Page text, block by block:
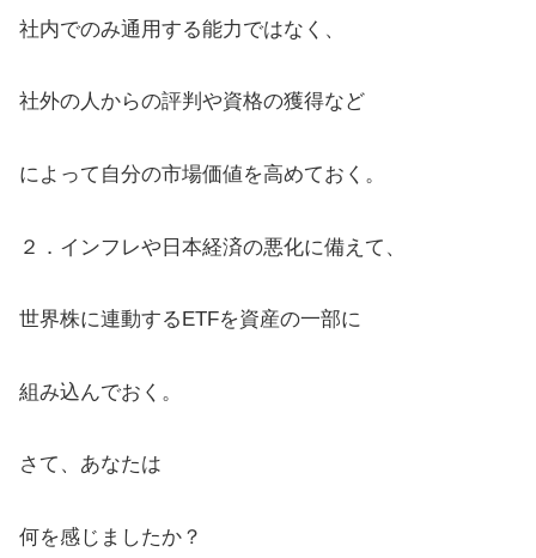
社内でのみ通用する能力ではなく、
社外の人からの評判や資格の獲得など
によって自分の市場価値を高めておく。
２．インフレや日本経済の悪化に備えて、
世界株に連動するETFを資産の一部に
組み込んでおく。
さて、あなたは
何を感じましたか？